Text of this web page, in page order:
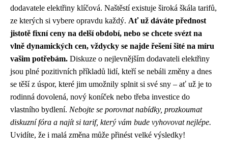
dodavatele elektřiny klíčová. Naštěstí existuje široká škála tarifů,
ze kterých si vybere opravdu každý. Ať už dáváte přednost
jistotě fixní ceny na delší období, nebo se chcete svézt na
vlně dynamických cen, vždycky se najde řešení šité na míru
vašim potřebám. Diskuze o nejlevnějším dodavateli elektřiny
jsou plné pozitivních příkladů lidí, kteří se nebáli změny a dnes
se těší z úspor, které jim umožnily splnit si své sny – ať už je to
rodinná dovolená, nový koníček nebo třeba investice do
vlastního bydlení. Nebojte se porovnat nabídky, prozkoumat
diskuzní fóra a najít si tarif, který vám bude vyhovovat nejlépe.
Uvidíte, že i malá změna může přinést velké výsledky!